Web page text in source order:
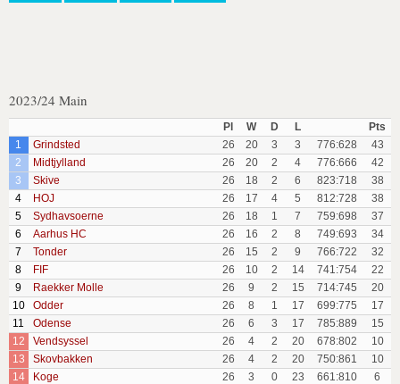
2023/24 Main
Pl W D L
Pts
1
Grindsted 26 20 3 3 776:628
43
2
Midtjylland 26 20 2 4 776:666
42
3
Skive 26 18 2 6 823:718
38
4
HOJ 26 17 4 5 812:728
38
5
Sydhavsoerne 26 18 1 7 759:698
37
6
Aarhus HC 26 16 2 8 749:693
34
7
Tonder 26 15 2 9 766:722
32
8
FIF 26 10 2 14 741:754
22
9
Raekker Molle 26 9 2 15 714:745
20
10
Odder 26 8 1 17 699:775
17
11
Odense 26 6 3 17 785:889
15
12
Vendsyssel 26 4 2 20 678:802
10
13
Skovbakken 26 4 2 20 750:861
10
14
Koge 26 3 0 23 661:810 6